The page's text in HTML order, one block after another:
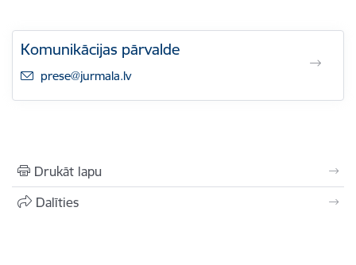
Komunikācijas pārvalde
E-pasts:
prese@jurmala.lv
Drukāt lapu
Dalīties